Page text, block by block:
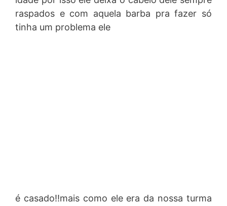
raspados e com aquela barba pra fazer só
tinha um problema ele
é casado!!mais como ele era da nossa turma